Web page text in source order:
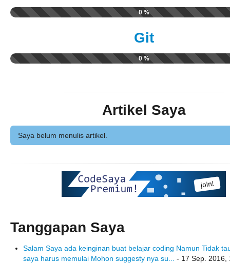
0 %
Git
0 %
Artikel Saya
Saya belum menulis artikel.
Tanggapan Saya
Salam Saya ada keinginan buat belajar coding Namun Tidak
saya harus memulai Mohon suggesty nya su...
- 17 Sep. 2016,